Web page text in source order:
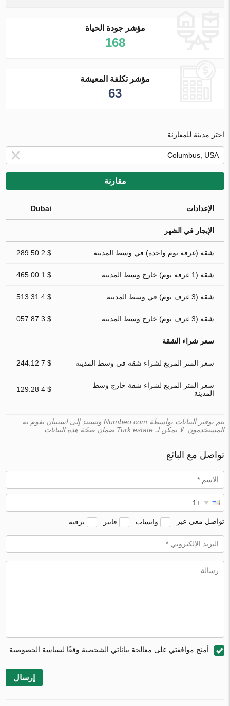
مؤشر جودة الحياة
168
مؤشر تكلفة المعيشة
63
اختر مدينة للمقارنة
مقارنة
الإعدادات Dubai
الإيجار في الشهر
شقة (غرفة نوم واحدة) في وسط المدينة $ 2 289.50
شقة (1 غرفة نوم) خارج وسط المدينة $ 1 465.00
شقة (3 غرف نوم) في وسط المدينة $ 4 513.31
شقة (3 غرف نوم) خارج وسط المدينة $ 3 057.87
سعر شراء الشقة
سعر المتر المربع لشراء شقة في وسط المدينة $ 7 244.12
سعر المتر المربع لشراء شقة خارج وسط
المدينة
$ 4 129.28
يتم توفير البيانات بواسطة Numbeo.com وتستند إلى استبيان يقوم به
المستخدمون. لا يمكن لـ Turk.estate ضمان صحّة هذه البيانات.
تواصل مع البائع
تواصل معي عبر واتساب فايبر برقية
أمنح موافقتي على معالجة بياناتي الشخصية وفقًا لسياسة الخصوصية
إرسال